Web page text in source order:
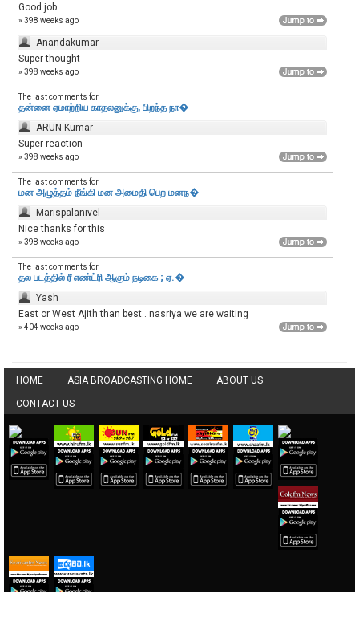
Good job.
» 398 weeks ago
Anandakumar
Super thought
» 398 weeks ago
The last comments for
தன்னை ஏமாற்றிய காதலனுக்கு, பிறந்த நா�
ARUN Kumar
Super reaction
» 398 weeks ago
The last comments for
மன அழுத்தம் நீங்கி மன அமைதி பெற‌ மனந�
Marispalanivel
Nice thanks for this
» 398 weeks ago
The last comments for
தல படத்தில் ரீ எண்ட்ரி ஆகும் நடிகை ; ஏ.�
Yash
East or West Ajith than best.. nasriya we are waiting
» 404 weeks ago
HOME ASIA BROADCASTING HOME ABOUT US
CONTACT US